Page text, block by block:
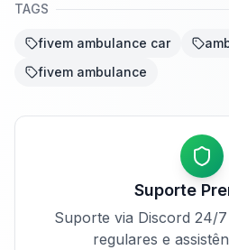
TAGS
fivem ambulance car
fivem ambulance
Suporte
Suporte via Discord 24/
regulares e